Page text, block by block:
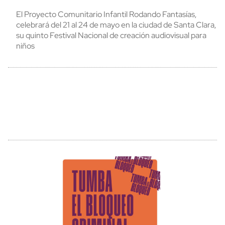
El Proyecto Comunitario Infantil Rodando Fantasías,
celebrará del 21 al 24 de mayo en la ciudad de Santa Clara,
su quinto Festival Nacional de creación audiovisual para
niños